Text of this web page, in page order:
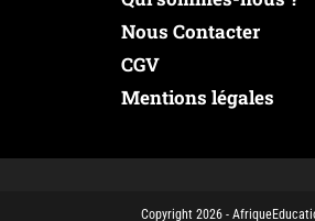
Nous Contacter
CGV
Mentions légales
Copyright 2026 -